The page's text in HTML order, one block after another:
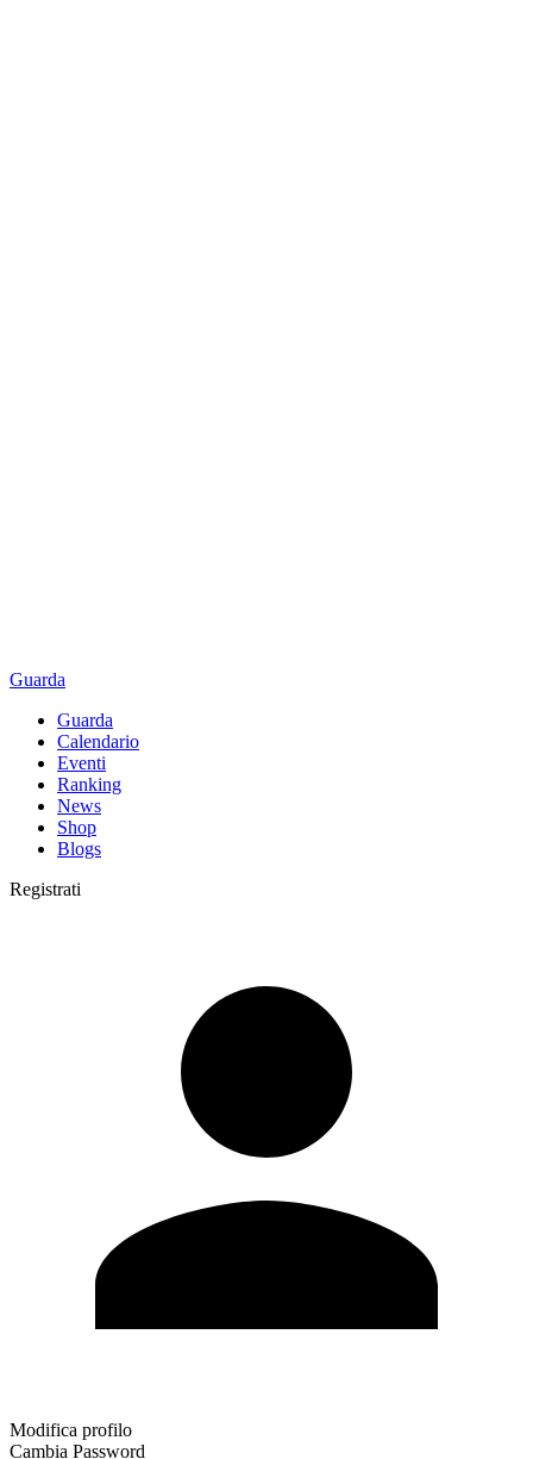
Guarda
Guarda
Calendario
Eventi
Ranking
News
Shop
Blogs
Registrati
Modifica profilo
Cambia Password